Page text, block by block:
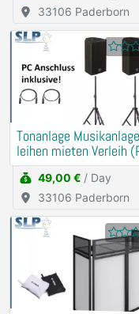
33106 Paderborn
Tonanlage Musikanlage
leihen mieten Verleih
Hochzeit, Geburtstag)
49,00 € / Day
33106 Paderborn